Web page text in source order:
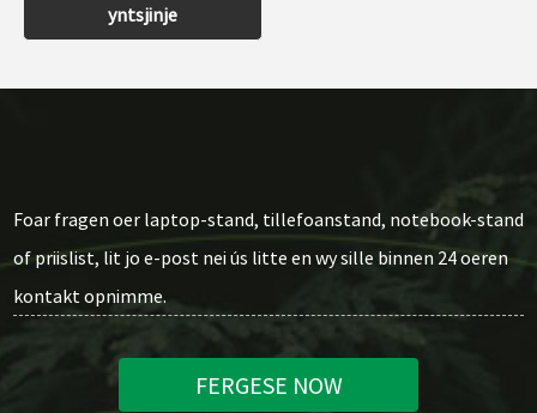
yntsjinje
Foar fragen oer laptop-stand, tillefoanstand, notebook-stand
of priislist, lit jo e-post nei ús litte en wy sille binnen 24 oeren
kontakt opnimme.
FERGESE NOW